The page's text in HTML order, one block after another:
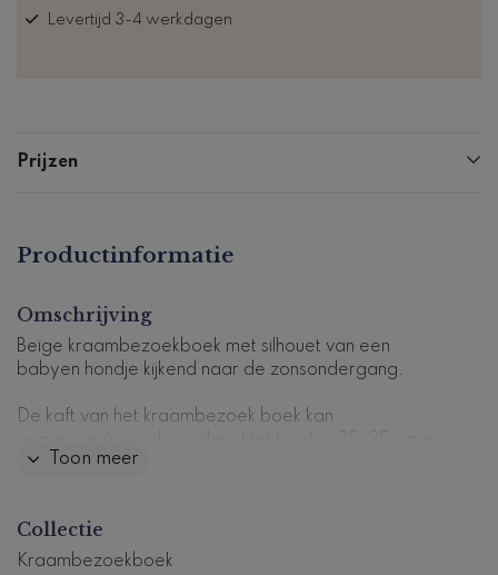
Levertijd 3-4 werkdagen
Prijzen
Productinformatie
Omschrijving
Beige kraambezoekboek met silhouet van een
babyen hondje kijkend naar de zonsondergang.
De kaft van het kraambezoek boek kan
heeft 72 pagina's (36 vellen) die zijn voorgedrukt met
Dit kraambezoekboek past perfect bij
geboortekaartje. Hulp nodig bij het ontwerpen van
Toon meer
Collectie
Kraambezoekboek